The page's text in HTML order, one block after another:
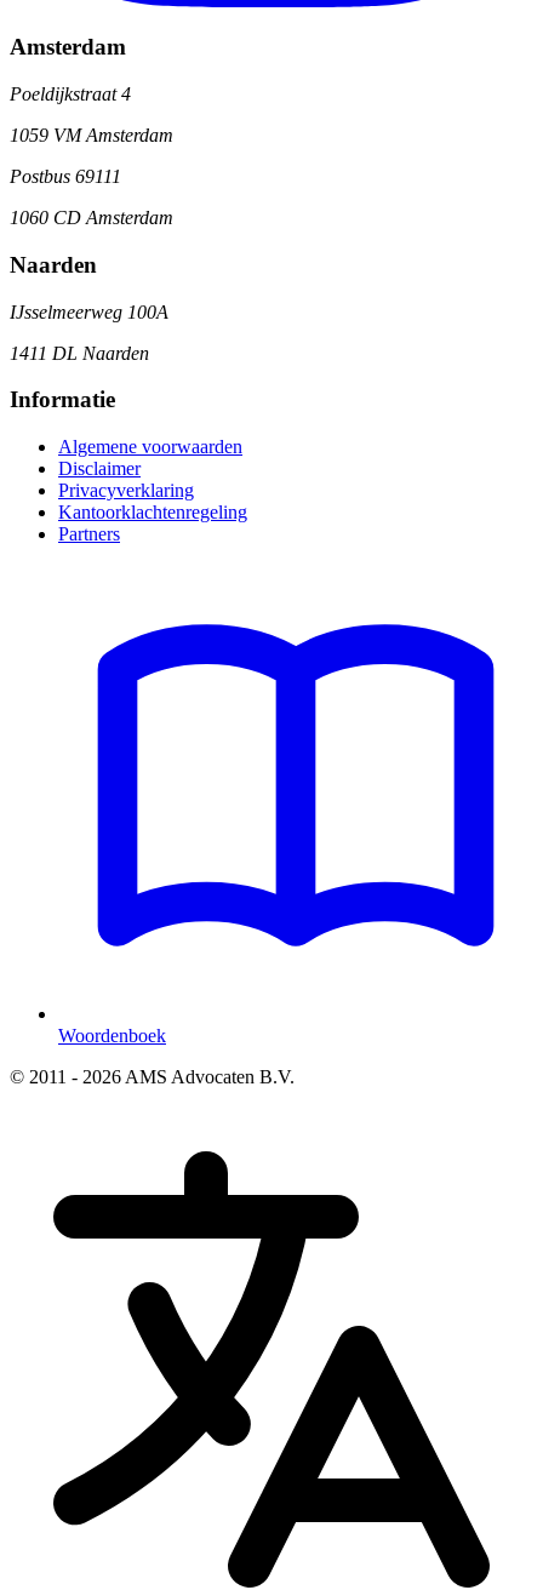
Amsterdam
Poeldijkstraat 4
1059 VM Amsterdam
Postbus 69111
1060 CD Amsterdam
Naarden
IJsselmeerweg 100A
1411 DL Naarden
Informatie
Algemene voorwaarden
Disclaimer
Privacyverklaring
Kantoorklachtenregeling
Partners
Woordenboek
© 2011 - 2026 AMS Advocaten B.V.